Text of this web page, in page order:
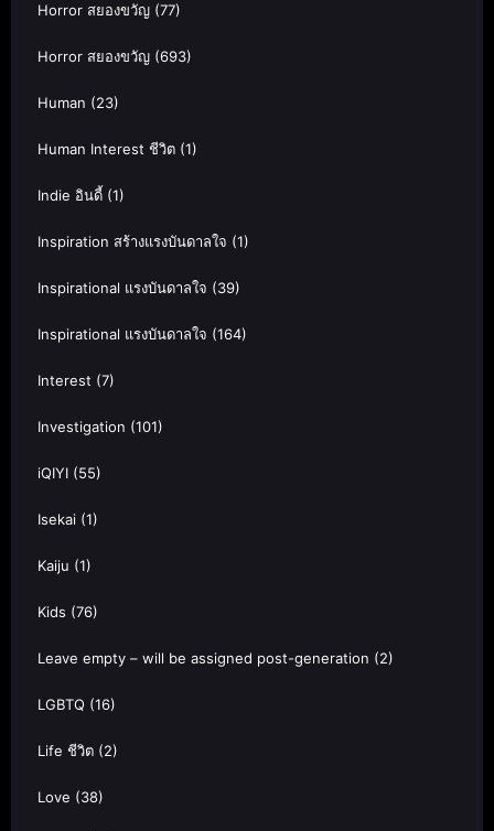
Horror สยองขวัญ (77)
Horror สยองขวัญ (693)
Human (23)
Human Interest ชีวิต (1)
Indie อินดี้ (1)
Inspiration สร้างแรงบันดาลใจ (1)
Inspirational แรงบันดาลใจ (39)
Inspirational แรงบันดาลใจ (164)
Interest (7)
Investigation (101)
iQIYI (55)
Isekai (1)
Kaiju (1)
Kids (76)
Leave empty – will be assigned post-generation (2)
LGBTQ (16)
Life ชีวิต (2)
Love (38)